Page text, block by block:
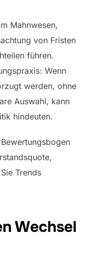
Mahnwesen,
von Fristen
führen.
Wenn
werden, ohne
Auswahl, kann
hindeuten.
Trends
Wechsel